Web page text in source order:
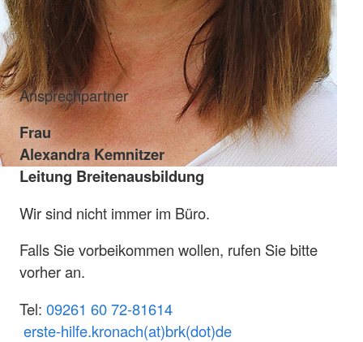
Ansprechpartner
Frau
Alexandra Kemnitzer
Leitung Breitenausbildung
Wir sind nicht immer im Büro.
Falls Sie vorbeikommen wollen, rufen Sie bitte
vorher an.
Tel: 09261 60 72-81614
erste-hilfe.kronach(at)brk(dot)de